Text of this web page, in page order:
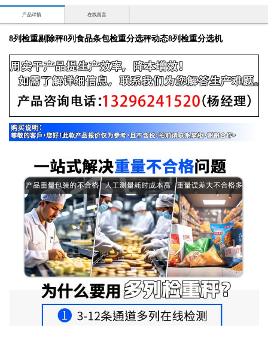
产品详情 在线留言
8列检重剔除秤8列食品条包检重分选秤动态8列检重分选机